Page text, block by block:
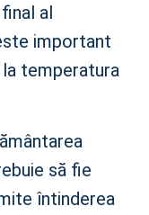
al
important
temperatura
să fie
întinderea